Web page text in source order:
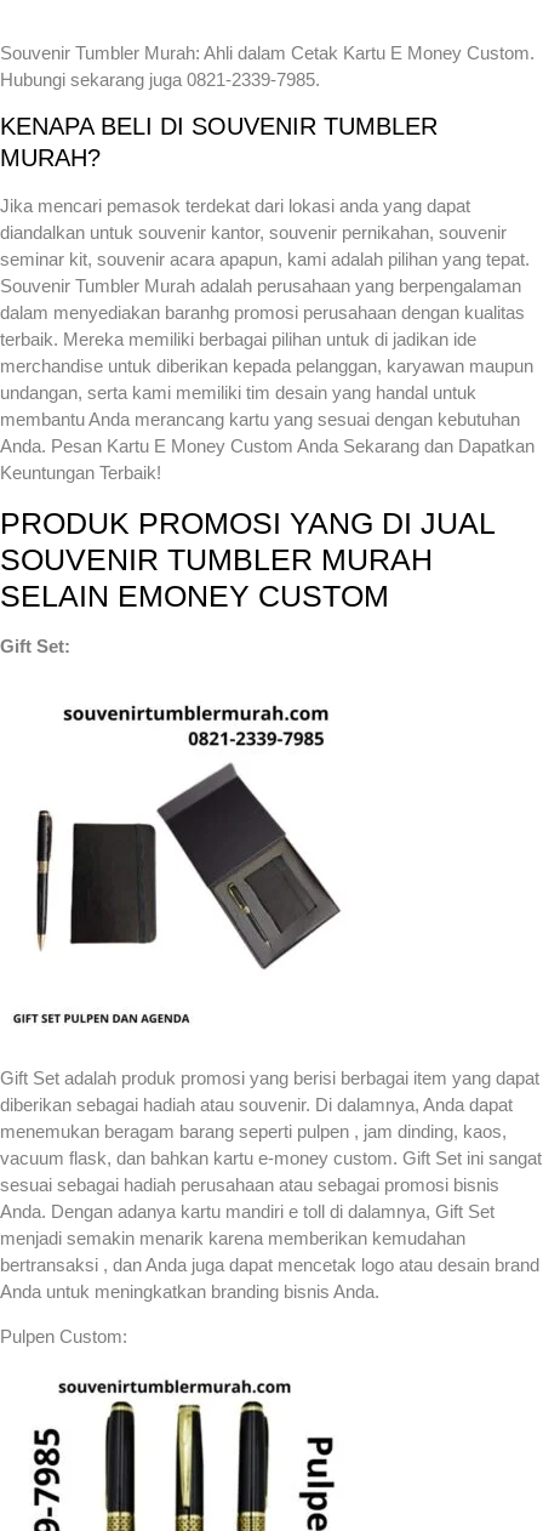
Souvenir Tumbler Murah: Ahli dalam Cetak Kartu E Money Custom.
Hubungi sekarang juga 0821-2339-7985.
KENAPA BELI DI SOUVENIR TUMBLER
MURAH?
Jika mencari pemasok terdekat dari lokasi anda yang dapat
diandalkan untuk souvenir kantor, souvenir pernikahan, souvenir
seminar kit, souvenir acara apapun, kami adalah pilihan yang tepat.
Souvenir Tumbler Murah adalah perusahaan yang berpengalaman
dalam menyediakan baranhg promosi perusahaan dengan kualitas
terbaik. Mereka memiliki berbagai pilihan untuk di jadikan ide
merchandise untuk diberikan kepada pelanggan, karyawan maupun
undangan, serta kami memiliki tim desain yang handal untuk
membantu Anda merancang kartu yang sesuai dengan kebutuhan
Anda. Pesan Kartu E Money Custom Anda Sekarang dan Dapatkan
Keuntungan Terbaik!
PRODUK PROMOSI YANG DI JUAL
SOUVENIR TUMBLER MURAH
SELAIN EMONEY CUSTOM
Gift Set:
Gift Set adalah produk promosi yang berisi berbagai item yang dapat
diberikan sebagai hadiah atau souvenir. Di dalamnya, Anda dapat
menemukan beragam barang seperti pulpen , jam dinding, kaos,
vacuum flask, dan bahkan kartu e-money custom. Gift Set ini sangat
sesuai sebagai hadiah perusahaan atau sebagai promosi bisnis
Anda. Dengan adanya kartu mandiri e toll di dalamnya, Gift Set
menjadi semakin menarik karena memberikan kemudahan
bertransaksi , dan Anda juga dapat mencetak logo atau desain brand
Anda untuk meningkatkan branding bisnis Anda.
Pulpen Custom: